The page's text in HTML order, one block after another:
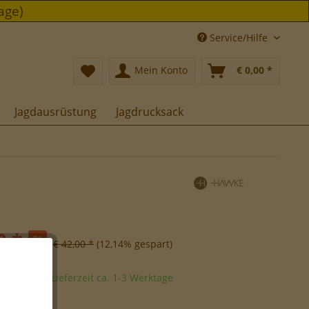
Service/Hilfe
Mein Konto € 0,00 *
Jagdausrüstung Jagdrucksack
* € 42,00 * (12,14% gespart)
Lieferzeit ca. 1-3 Werktage